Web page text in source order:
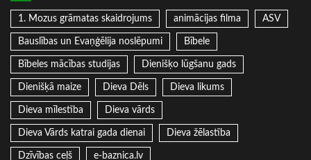
1. Mozus grāmatas skaidrojums animācijas filma ASV
Bauslības un Evaņģēlija noslēpumi Bībele
Bībeles mācības studijas Dienišķo lūgšanu gads
Dienišķā maize Dieva Dēls Dieva likums
Dieva mīlestība Dieva vārds
Dieva Vārds katrai gada dienai Dieva žēlastība
Dzīvības ceļš e-baznica.lv